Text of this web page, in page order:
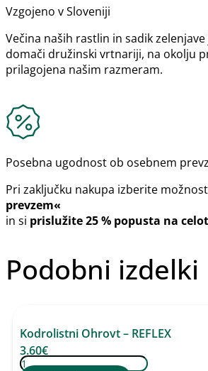
Vzgojeno v Sloveniji
Večina naših rastlin in sadik
domači družinski vrtnariji, na okolju
prilagojena našim razmeram.
Posebna ugodnost ob osebnem
Pri zaključku nakupa izberite možnost
prevzem«
in si prislužite 25 % popusta na
Podobni izdelki
Kodrolistni Ohrovt – REFLEX
3.60€